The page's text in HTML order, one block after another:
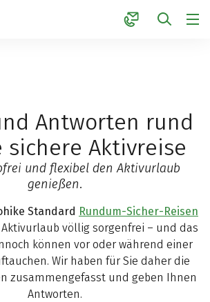
Antworten rund
sichere Aktivreise
und flexibel den Aktivurlaub
genießen.
Standard Rundum-Sicher-Reisen
völlig sorgenfrei – und das
können vor oder während einer
Wir haben für Sie daher die
zusammengefasst und geben Ihnen
Antworten.